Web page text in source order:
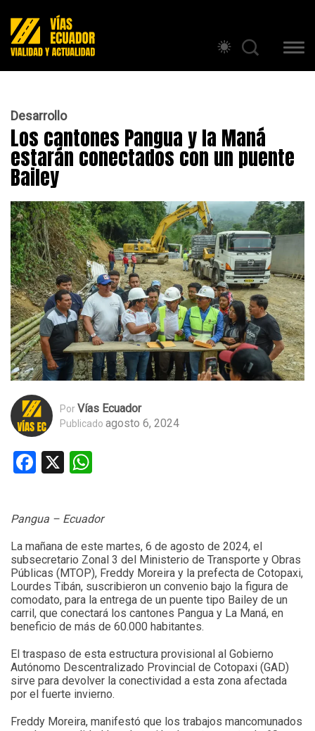
Desarrollo
Los cantones Pangua y la Maná
estarán conectados con un puente
Bailey
PorVías Ecuador
Publicado agosto 6, 2024
Facebook
X
Pangua – Ecuador
La mañana de este martes, 6 de agosto de 2024, el
subsecretario Zonal 3 del Ministerio de Transporte y Obras
Públicas (MTOP), Freddy Moreira y la prefecta de Cotopaxi,
Lourdes Tibán, suscribieron un convenio bajo la figura de
comodato, para la entrega de un puente tipo Bailey de un
carril, que conectará los cantones Pangua y La Maná, en
beneficio de más de 60.000 habitantes.
El traspaso de esta estructura provisional al Gobierno
Autónomo Descentralizado Provincial de Cotopaxi (GAD)
sirve para devolver la conectividad a esta zona afectada
por el fuerte invierno.
Freddy Moreira, manifestó que los trabajos mancomunados